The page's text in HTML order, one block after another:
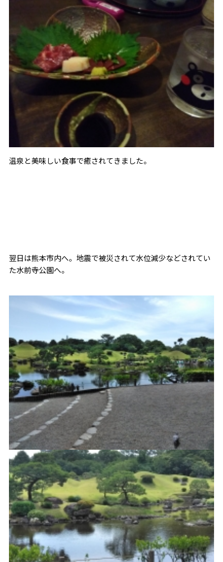
温泉と美味しい食事で癒されてきました。
翌日は熊本市内へ。地震で被災されて水位減少などされてい
た水前寺公園へ。